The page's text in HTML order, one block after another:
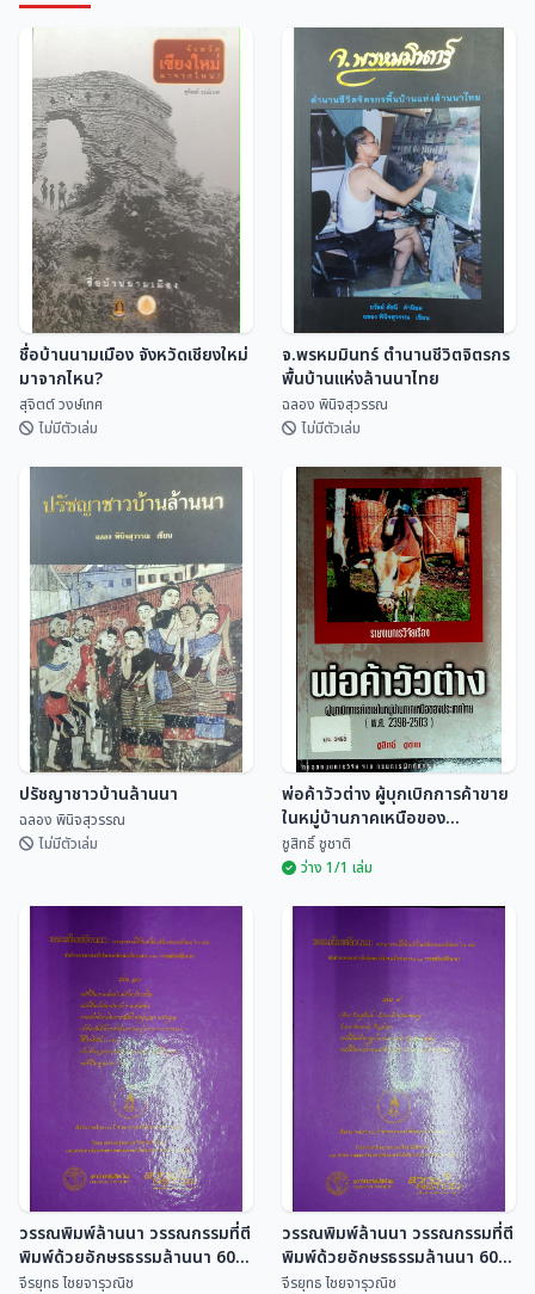
ชื่อบ้านนามเมือง จังหวัด
เชียงใหม่มาจากไหน?
สุจิตต์ วงษ์เทศ
ชื่อบ้านนามเมือง จังหวัดเชียงใหม่
มาจากไหน?
สุจิตต์ วงษ์เทศ
ไม่มีตัวเล่ม
จ.พรหมมินทร์ ตำนานชีวิต
จิตรกรพื้นบ้านแห่งล้านนา
ไทย
ฉลอง พินิจสุวรรณ
จ.พรหมมินทร์ ตำนานชีวิตจิตรกร
พื้นบ้านแห่งล้านนาไทย
ฉลอง พินิจสุวรรณ
ไม่มีตัวเล่ม
ปรัชญาชาวบ้านล้านนา
ฉลอง พินิจสุวรรณ
ปรัชญาชาวบ้านล้านนา
ฉลอง พินิจสุวรรณ
ไม่มีตัวเล่ม
พ่อค้าวัวต่าง ผู้บุกเบิกการ
ค้าขายในหมู่บ้านภาคเหนือ
ของประเทศไทย (พ.ศ.2398
ชูสิทธิ์ ชูชาติ
พ่อค้าวัวต่าง ผู้บุกเบิกการค้าขาย
ในหมู่บ้านภาคเหนือของ
ประเทศไทย (พ.ศ.2398 - 2503)
ชูสิทธิ์ ชูชาติ
ว่าง 1/1 เล่ม
วรรณพิมพ์ล้านนา วรรณกรรมที่ตี
พิมพ์ด้วยอักษรธรรมล้านนา 60
เล่ม
จีรยุทธ ไชยจารุวณิช
วรรณพิมพ์ล้านนา วรรณกรรมที่ตี
พิมพ์ด้วยอักษรธรรมล้านนา 60
เล่ม
จีรยุทธ ไชยจารุวณิช